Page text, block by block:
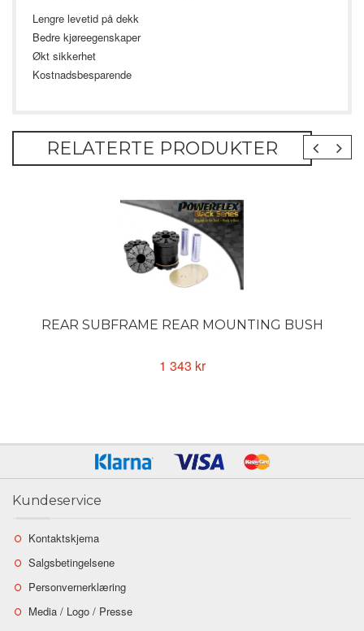
Lengre levetid på dekk
Bedre kjøreegenskaper
Økt sikkerhet
Kostnadsbesparende
RELATERTE PRODUKTER
REAR SUBFRAME REAR MOUNTING BUSH
1 343 kr
Kundeservice
Kontaktskjema
Salgsbetingelsene
Personvernerklæring
Media / Logo / Presse